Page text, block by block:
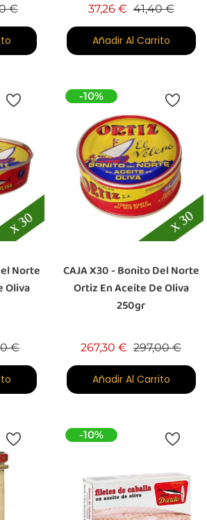
€Precio 37,26 € Precio base
41,40 €
Añadir Al Carrito
Norte
Oliva
base
€Precio
-10%
CAJA X30 - Bonito Del Norte
Ortiz En Aceite De Oliva
250gr
267,30 € Precio base
297,00 €
Añadir Al Carrito
-10%